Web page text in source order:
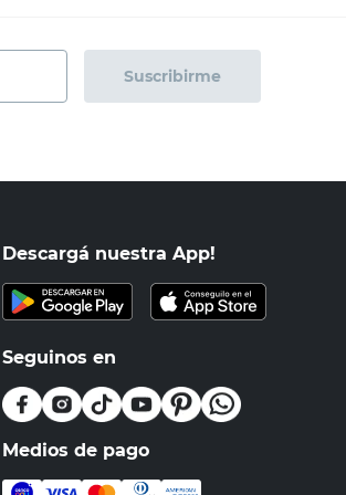
Suscribirme
Descargá nuestra App!
Seguinos en
Medios de pago